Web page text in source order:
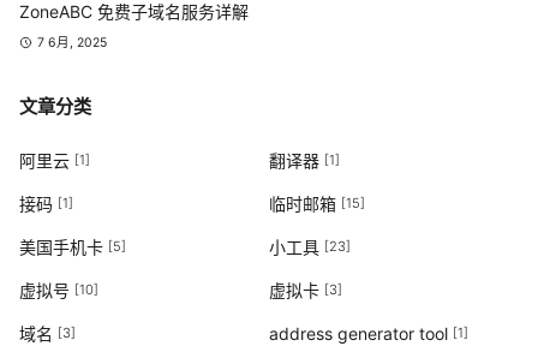
ZoneABC 免费子域名服务详解
7 6月, 2025
文章分类
阿里云 [1] 翻译器 [1]
接码 [1] 临时邮箱 [15]
美国手机卡 [5] 小工具 [23]
虚拟号 [10] 虚拟卡 [3]
域名 [3] address generator tool [1]